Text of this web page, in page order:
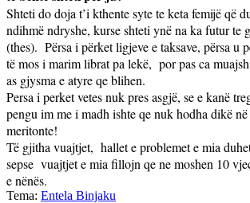
Shteti do doja t’i kthente syte te keta femijë që
ndihmë ndryshe, kurse shteti ynë na ka futur te
(thes). Përsa i përket ligjeve e taksave, përsa u
të mos i marim librat pa lekë, por pas ca
as gjysma e atyre qe blihen.
Persa i perket vetes nuk pres asgjë, se e kanë
pengu im me i madh ishte qe nuk hodha dikë
meritonte!
Të gjitha vuajtjet, hallet e problemet e mia
sepse vuajtjet e mia fillojn qe ne moshen 10
e nënës.
Tema: Entela Binjaku